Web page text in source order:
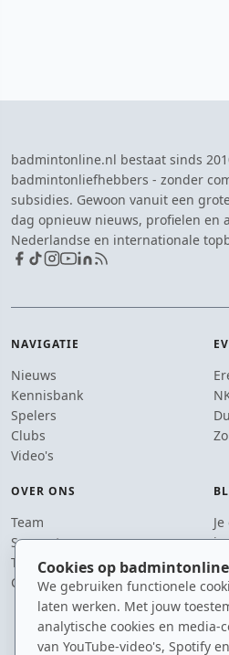
Cookies op
We gebruiken functionele
laten werken. Met jouw
analytische cookies en media-
van YouTube-video's, Spotify
badmintonline.nl bestaat sinds
badmintonliefhebbers - zonder
subsidies. Gewoon vanuit een
dag opnieuw nieuws, profielen en
Nederlandse en internationale
NAVIGATIE
Nieuws
Kennisbank
Spelers
Clubs
Video's
OVER ONS
Team
Supporters
Tip de redactie
Contact